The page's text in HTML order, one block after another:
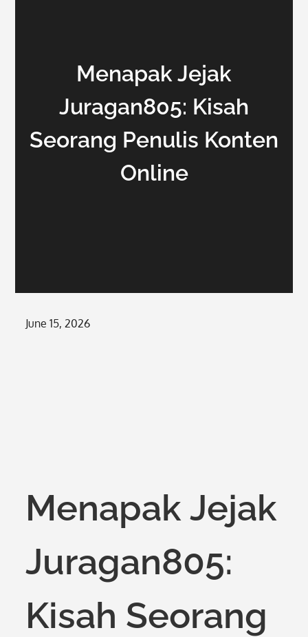
Menapak Jejak
Juragan805: Kisah
Seorang Penulis Konten
Online
Posted
June 15, 2026
Menapak Jejak
Juragan805:
Kisah Seorang